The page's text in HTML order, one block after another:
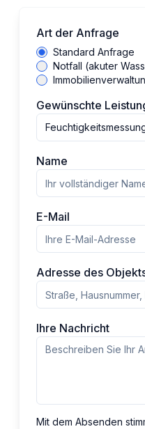
Art der Anfrage
Standard Anfrage
Notfall (akuter
Gewünschte
Name
E-Mail
Adresse des
Ihre Nachricht
Mit dem Absenden